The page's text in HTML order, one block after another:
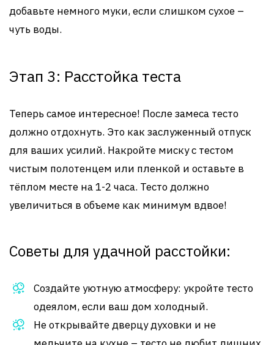
добавьте немного муки, если слишком сухое –
чуть воды.
Этап 3: Расстойка теста
Теперь самое интересное! После замеса тесто
должно отдохнуть. Это как заслуженный отпуск
для ваших усилий. Накройте миску с тестом
чистым полотенцем или пленкой и оставьте в
тёплом месте на 1-2 часа. Тесто должно
увеличиться в объеме как минимум вдвое!
Советы для удачной расстойки:
Создайте уютную атмосферу: укройте тесто
одеялом, если ваш дом холодный.
Не открывайте дверцу духовки и не